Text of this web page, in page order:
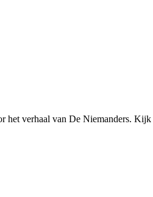
het verhaal van De Niemanders. Kijk